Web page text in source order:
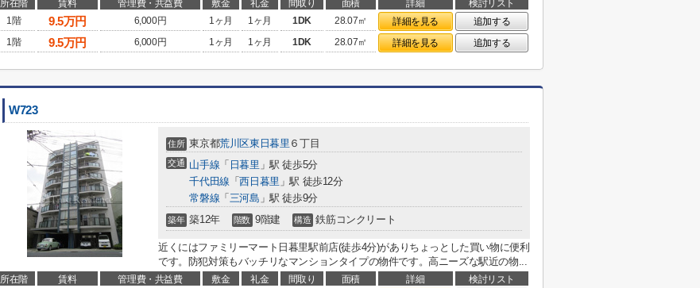
所在階 賃料 管理費・共益費 敷金 礼金 間取り 面積 詳細
検討リスト
1階
9.5万円 6,000円 1ヶ月 1ヶ月 1DK 28.07㎡ 詳細を見る
追加する
1階
9.5万円 6,000円 1ヶ月 1ヶ月 1DK 28.07㎡ 詳細を見る 追加する
W723
住所 東京都荒川区東日暮里 ６丁目
交通 山手線 「 日暮里 」駅 徒歩5分
千代田線 「西日暮里 」駅 徒歩12分
常磐線 「 三河島 」駅 徒歩9分
築年 築12年 階数 9階建 構造 鉄筋コンクリート
近くにはファミリーマート日暮里駅前店(徒歩4分)がありちょっとした買い物に便利
です。防犯対策もバッチリなマンションタイプの物件です。高ニーズな駅近の物...
所在階 賃料 管理費・共益費 敷金 礼金 間取り 面積 詳細
検討リスト